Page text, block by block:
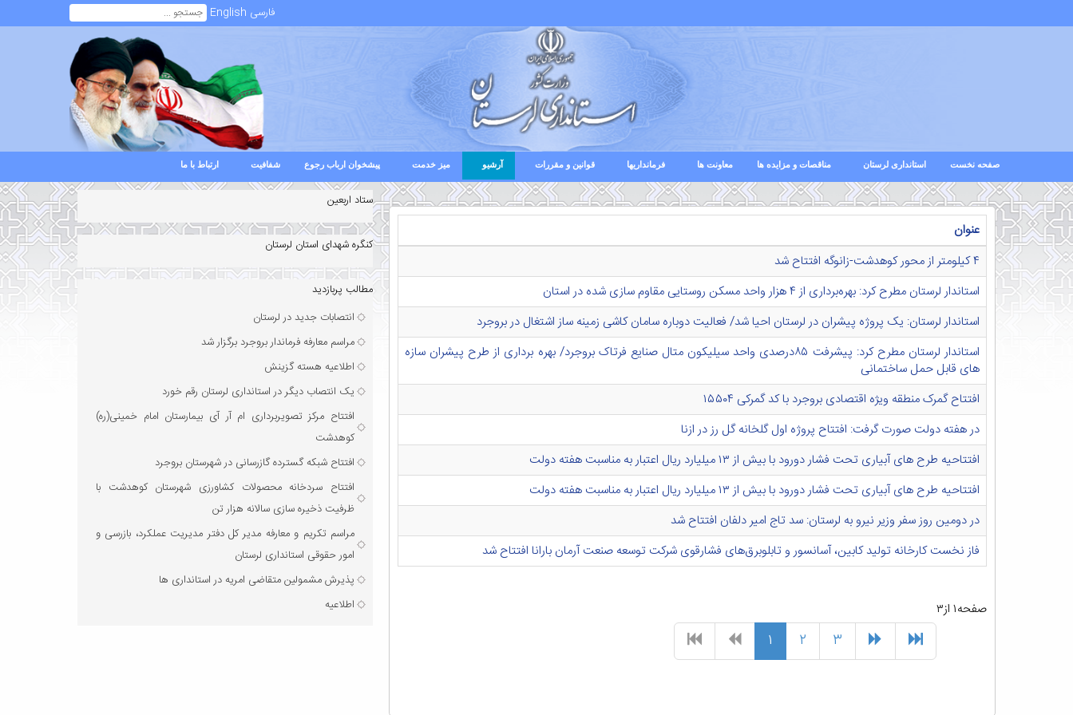
فارسی English
صفحه نخست استانداری لرستان مناقصات و مزایده ها معاونت ها فرمانداریها قوانین و مقررات آرشیو میز خدمت پیشخوان ارباب رجوع شفافیت ارتباط با ما
عنوان
۴ کیلومتر از محور کوهدشت-زانوگه افتتاح شد
استاندار لرستان مطرح کرد: بهره‌برداری از ۴ هزار واحد مسکن روستایی مقاوم سازی شده در استان
استاندار لرستان: یک پروژه پیشران در لرستان احیا شد/ فعالیت دوباره سامان کاشی زمینه ساز اشتغال در بروجرد
استاندار لرستان مطرح کرد: پیشرفت ۸۵درصدی واحد سیلیکون متال صنایع فرتاک بروجرد/ بهره برداری از طرح پیشران سازه
های قابل حمل ساختمانی
افتتاح گمرک منطقه ویژه اقتصادی بروجرد با کد گمرکی ۱۵۵۰۴
در هفته دولت صورت گرفت: افتتاح پروژه اول گلخانه گل رز در ازنا
افتتاحیه طرح های آبیاری تحت فشار دورود با بیش از ۱۳ میلیارد ریال اعتبار به مناسبت هفته دولت
افتتاحیه طرح های آبیاری تحت فشار دورود با بیش از ۱۳ میلیارد ریال اعتبار به مناسبت هفته دولت
در دومین روز سفر وزیر نیرو به لرستان: سد تاج امیر دلفان افتتاح شد
فاز نخست کارخانه تولید کابین، آسانسور و تابلوبرق‌های فشارقوی شرکت توسعه صنعت آرمان بارانا افتتاح شد
صفحه۱ از۳
۱ ۲ ۳
ستاد اربعین
کنگره شهدای استان لرستان
مطالب پربازدید
انتصابات جدید در لرستان
مراسم معارفه فرماندار بروجرد برگزار شد
اطلاعیه هسته گزینش
یک انتصاب دیگر در استانداری لرستان رقم خورد
افتتاح مرکز تصویربرداری ام آر آی بیمارستان امام خمینی(ره)
کوهدشت
افتتاح شبکه گسترده گازرسانی در شهرستان بروجرد
افتتاح سردخانه محصولات کشاورزی شهرستان کوهدشت با
ظرفیت ذخیره‌ سازی سالانه هزار تن
مراسم تکریم و معارفه مدیر کل دفتر مدیریت عملکرد، بازرسی و
امور حقوقی استانداری لرستان
پذیرش مشمولین متقاضی امریه در استانداری ها
اطلاعیه